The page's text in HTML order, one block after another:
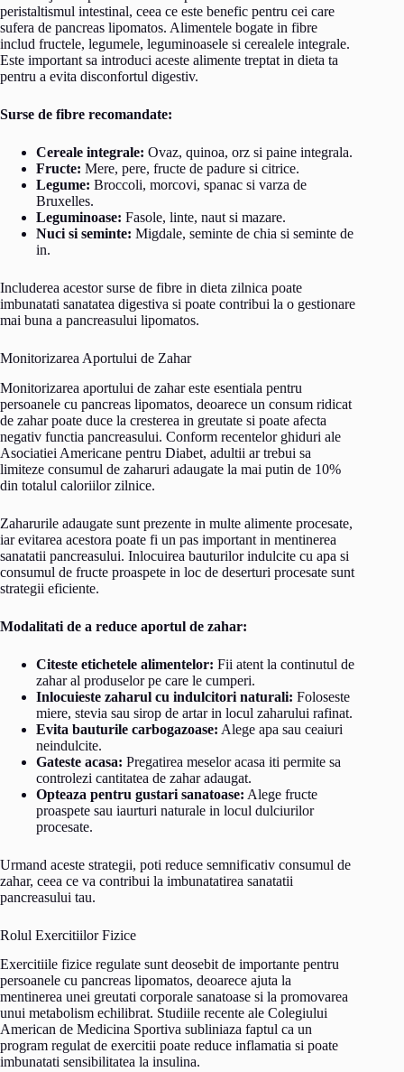
peristaltismul intestinal, ceea ce este benefic pentru cei care
sufera de pancreas lipomatos. Alimentele bogate in fibre
includ fructele, legumele, leguminoasele si cerealele integrale.
Este important sa introduci aceste alimente treptat in dieta ta
pentru a evita disconfortul digestiv.
Surse de fibre recomandate:
Cereale integrale: Ovaz, quinoa, orz si paine integrala.
Fructe: Mere, pere, fructe de padure si citrice.
Legume: Broccoli, morcovi, spanac si varza de
Bruxelles.
Leguminoase: Fasole, linte, naut si mazare.
Nuci si seminte: Migdale, seminte de chia si seminte de
in.
Includerea acestor surse de fibre in dieta zilnica poate
imbunatati sanatatea digestiva si poate contribui la o gestionare
mai buna a pancreasului lipomatos.
Monitorizarea Aportului de Zahar
Monitorizarea aportului de zahar este esentiala pentru
persoanele cu pancreas lipomatos, deoarece un consum ridicat
de zahar poate duce la cresterea in greutate si poate afecta
negativ functia pancreasului. Conform recentelor ghiduri ale
Asociatiei Americane pentru Diabet, adultii ar trebui sa
limiteze consumul de zaharuri adaugate la mai putin de 10%
din totalul caloriilor zilnice.
Zaharurile adaugate sunt prezente in multe alimente procesate,
iar evitarea acestora poate fi un pas important in mentinerea
sanatatii pancreasului. Inlocuirea bauturilor indulcite cu apa si
consumul de fructe proaspete in loc de deserturi procesate sunt
strategii eficiente.
Modalitati de a reduce aportul de zahar:
Citeste etichetele alimentelor: Fii atent la continutul de
zahar al produselor pe care le cumperi.
Inlocuieste zaharul cu indulcitori naturali: Foloseste
miere, stevia sau sirop de artar in locul zaharului rafinat.
Evita bauturile carbogazoase: Alege apa sau ceaiuri
neindulcite.
Gateste acasa: Pregatirea meselor acasa iti permite sa
controlezi cantitatea de zahar adaugat.
Opteaza pentru gustari sanatoase: Alege fructe
proaspete sau iaurturi naturale in locul dulciurilor
procesate.
Urmand aceste strategii, poti reduce semnificativ consumul de
zahar, ceea ce va contribui la imbunatatirea sanatatii
pancreasului tau.
Rolul Exercitiilor Fizice
Exercitiile fizice regulate sunt deosebit de importante pentru
persoanele cu pancreas lipomatos, deoarece ajuta la
mentinerea unei greutati corporale sanatoase si la promovarea
unui metabolism echilibrat. Studiile recente ale Colegiului
American de Medicina Sportiva subliniaza faptul ca un
program regulat de exercitii poate reduce inflamatia si poate
imbunatati sensibilitatea la insulina.